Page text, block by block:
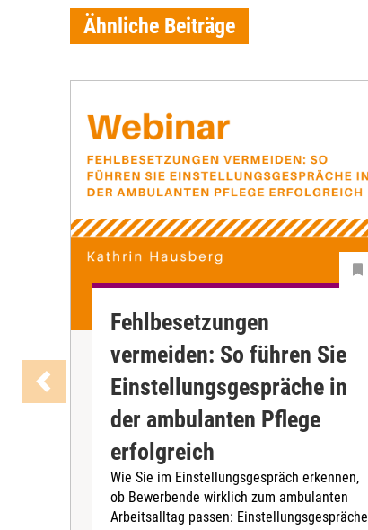
Ähnliche Beiträge
Fehlbesetzungen
vermeiden: So führen Sie
Einstellungsgespräche in
der ambulanten Pflege
erfolgreich
Wie Sie im Einstellungsgespräch erkennen,
ob Bewerbende wirklich zum ambulanten
Arbeitsalltag passen: Einstellungsgespräche